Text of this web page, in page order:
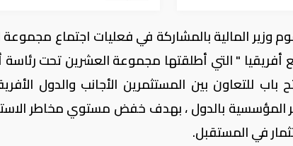
وزير المالية بالمشاركة في فعليات اجتماع مجموعة
أفريقيا " التي أطلقتها مجموعة العشرين تحت رئاسة
باب للتعاون بين المستثمرين الأجانب والدول
المؤسسية بالدول ، بهدف خفض مستوي مخاطر
في المستقبل.